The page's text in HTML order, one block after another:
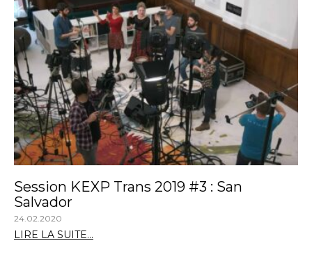
Session KEXP Trans 2019 #3 : San
Salvador
24.02.2020
LIRE LA SUITE...